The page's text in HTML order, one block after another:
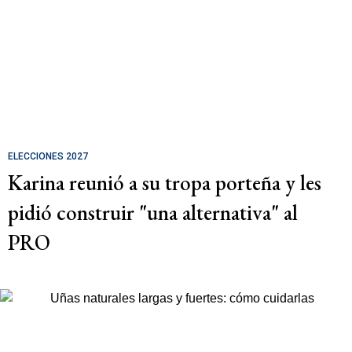
ELECCIONES 2027
Karina reunió a su tropa porteña y les
pidió construir "una alternativa" al
PRO